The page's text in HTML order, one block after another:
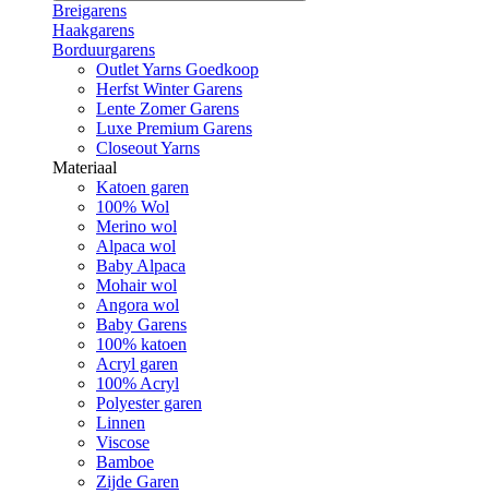
Breigarens
Haakgarens
Borduurgarens
Outlet Yarns Goedkoop
Herfst Winter Garens
Lente Zomer Garens
Luxe Premium Garens
Closeout Yarns
Materiaal
Katoen garen
100% Wol
Merino wol
Alpaca wol
Baby Alpaca
Mohair wol
Angora wol
Baby Garens
100% katoen
Acryl garen
100% Acryl
Polyester garen
Linnen
Viscose
Bamboe
Zijde Garen